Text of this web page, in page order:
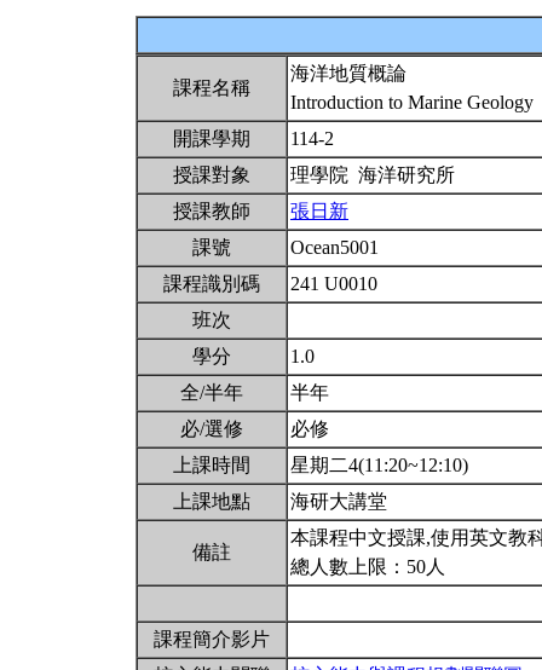
課程名稱
海洋地質概論
Introduction to Marine Geology
開課學期
114-2
授課對象
理學院 海洋研究所
授課教師
張日新
課號
Ocean5001
課程識別碼
241 U0010
班次
學分
1.0
全/半年
半年
必/選修
必修
上課時間
星期二4(11:20~12:10)
上課地點
海研大講堂
備註
本課程中文授課,使用英文教
總人數上限：50人
課程簡介影片